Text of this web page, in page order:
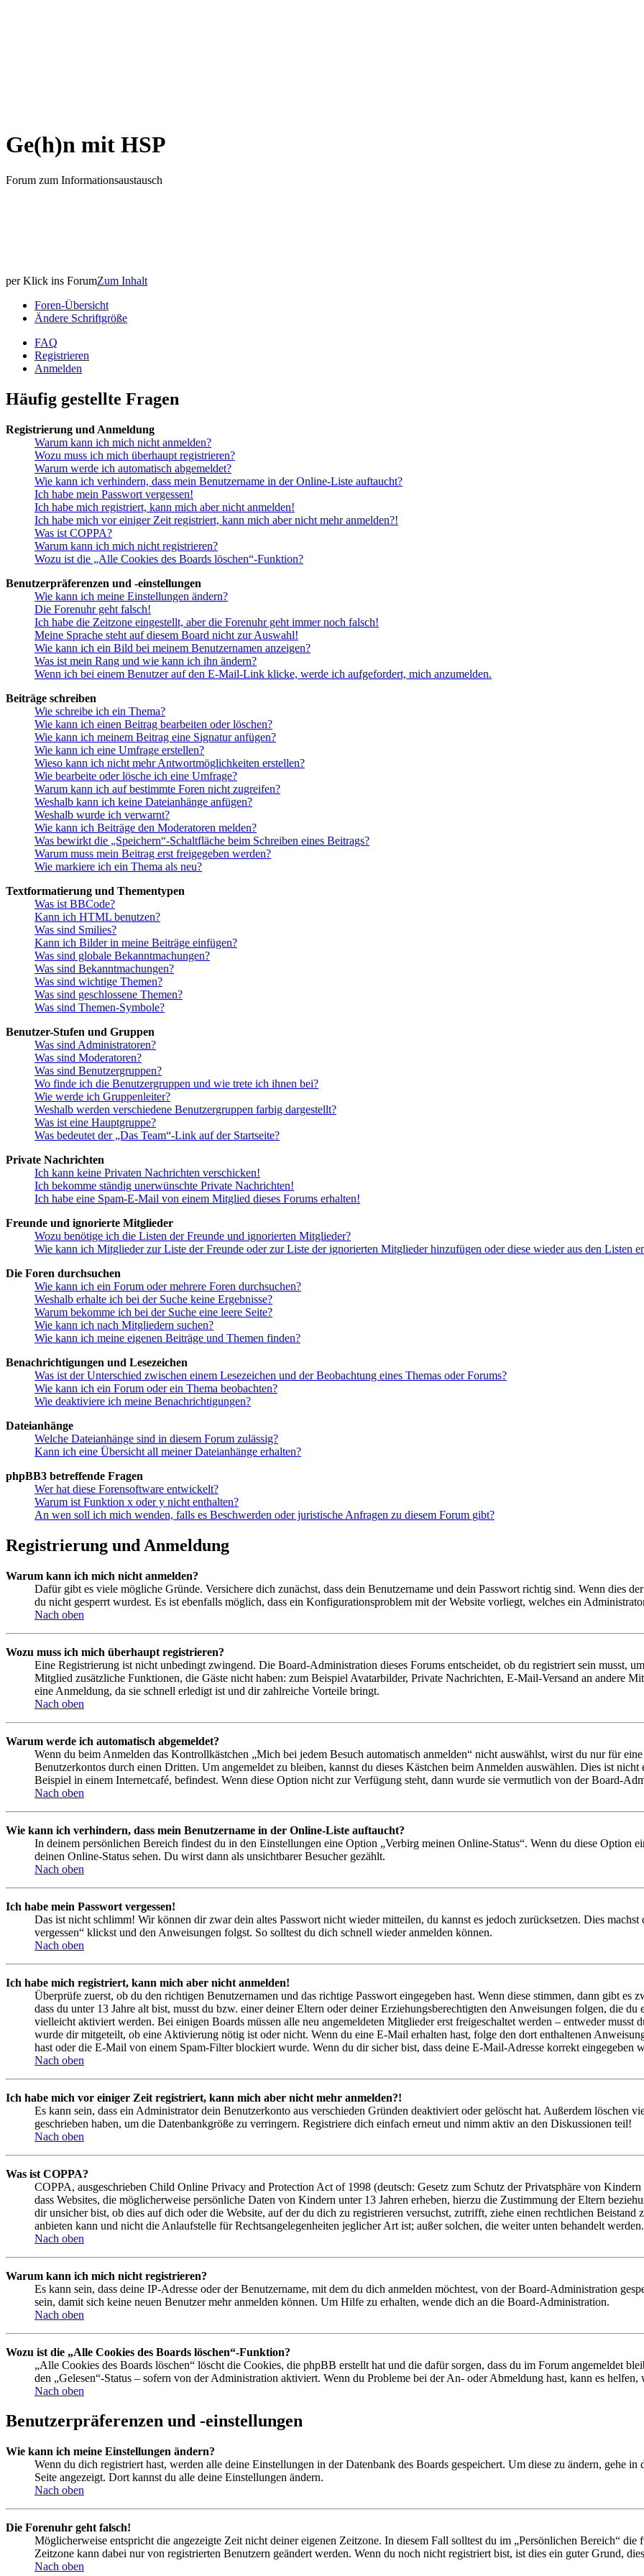
Ge(h)n mit HSP
Forum zum Informationsaustausch
per Klick ins ForumZum Inhalt
Foren-Übersicht
Ändere Schriftgröße
FAQ
Registrieren
Anmelden
Häufig gestellte Fragen
Registrierung und Anmeldung
Warum kann ich mich nicht anmelden?
Wozu muss ich mich überhaupt registrieren?
Warum werde ich automatisch abgemeldet?
Wie kann ich verhindern, dass mein Benutzername in der Online-Liste auftaucht?
Ich habe mein Passwort vergessen!
Ich habe mich registriert, kann mich aber nicht anmelden!
Ich habe mich vor einiger Zeit registriert, kann mich aber nicht mehr anmelden?!
Was ist COPPA?
Warum kann ich mich nicht registrieren?
Wozu ist die „Alle Cookies des Boards löschen“-Funktion?
Benutzerpräferenzen und -einstellungen
Wie kann ich meine Einstellungen ändern?
Die Forenuhr geht falsch!
Ich habe die Zeitzone eingestellt, aber die Forenuhr geht immer noch falsch!
Meine Sprache steht auf diesem Board nicht zur Auswahl!
Wie kann ich ein Bild bei meinem Benutzernamen anzeigen?
Was ist mein Rang und wie kann ich ihn ändern?
Wenn ich bei einem Benutzer auf den E-Mail-Link klicke, werde ich aufgefordert, mich anzumelden.
Beiträge schreiben
Wie schreibe ich ein Thema?
Wie kann ich einen Beitrag bearbeiten oder löschen?
Wie kann ich meinem Beitrag eine Signatur anfügen?
Wie kann ich eine Umfrage erstellen?
Wieso kann ich nicht mehr Antwortmöglichkeiten erstellen?
Wie bearbeite oder lösche ich eine Umfrage?
Warum kann ich auf bestimmte Foren nicht zugreifen?
Weshalb kann ich keine Dateianhänge anfügen?
Weshalb wurde ich verwarnt?
Wie kann ich Beiträge den Moderatoren melden?
Was bewirkt die „Speichern“-Schaltfläche beim Schreiben eines Beitrags?
Warum muss mein Beitrag erst freigegeben werden?
Wie markiere ich ein Thema als neu?
Textformatierung und Thementypen
Was ist BBCode?
Kann ich HTML benutzen?
Was sind Smilies?
Kann ich Bilder in meine Beiträge einfügen?
Was sind globale Bekanntmachungen?
Was sind Bekanntmachungen?
Was sind wichtige Themen?
Was sind geschlossene Themen?
Was sind Themen-Symbole?
Benutzer-Stufen und Gruppen
Was sind Administratoren?
Was sind Moderatoren?
Was sind Benutzergruppen?
Wo finde ich die Benutzergruppen und wie trete ich ihnen bei?
Wie werde ich Gruppenleiter?
Weshalb werden verschiedene Benutzergruppen farbig dargestellt?
Was ist eine Hauptgruppe?
Was bedeutet der „Das Team“-Link auf der Startseite?
Private Nachrichten
Ich kann keine Privaten Nachrichten verschicken!
Ich bekomme ständig unerwünschte Private Nachrichten!
Ich habe eine Spam-E-Mail von einem Mitglied dieses Forums erhalten!
Freunde und ignorierte Mitglieder
Wozu benötige ich die Listen der Freunde und ignorierten Mitglieder?
Wie kann ich Mitglieder zur Liste der Freunde oder zur Liste der ignorierten Mitglieder hinzufügen oder diese wieder aus den Listen
Die Foren durchsuchen
Wie kann ich ein Forum oder mehrere Foren durchsuchen?
Weshalb erhalte ich bei der Suche keine Ergebnisse?
Warum bekomme ich bei der Suche eine leere Seite?
Wie kann ich nach Mitgliedern suchen?
Wie kann ich meine eigenen Beiträge und Themen finden?
Benachrichtigungen und Lesezeichen
Was ist der Unterschied zwischen einem Lesezeichen und der Beobachtung eines Themas oder Forums?
Wie kann ich ein Forum oder ein Thema beobachten?
Wie deaktiviere ich meine Benachrichtigungen?
Dateianhänge
Welche Dateianhänge sind in diesem Forum zulässig?
Kann ich eine Übersicht all meiner Dateianhänge erhalten?
phpBB3 betreffende Fragen
Wer hat diese Forensoftware entwickelt?
Warum ist Funktion x oder y nicht enthalten?
An wen soll ich mich wenden, falls es Beschwerden oder juristische Anfragen zu diesem Forum gibt?
Registrierung und Anmeldung
Warum kann ich mich nicht anmelden?
Dafür gibt es viele mögliche Gründe. Versichere dich zunächst, dass dein Benutzername und dein Passwort richtig sind. Wenn dies
du nicht gesperrt wurdest. Es ist ebenfalls möglich, dass ein Konfigurationsproblem mit der Website vorliegt, welches ein
Nach oben
Wozu muss ich mich überhaupt registrieren?
Eine Registrierung ist nicht unbedingt zwingend. Die Board-Administration dieses Forums entscheidet, ob du registriert sein musst,
Mitglied zusätzliche Funktionen, die Gäste nicht haben: zum Beispiel Avatarbilder, Private Nachrichten, E-Mail-Versand an andere
eine Anmeldung, da sie schnell erledigt ist und dir zahlreiche Vorteile bringt.
Nach oben
Warum werde ich automatisch abgemeldet?
Wenn du beim Anmelden das Kontrollkästchen „Mich bei jedem Besuch automatisch anmelden“ nicht auswählst, wirst du nur für
Benutzerkontos durch einen Dritten. Um angemeldet zu bleiben, kannst du dieses Kästchen beim Anmelden auswählen. Dies ist
Beispiel in einem Internetcafé, befindest. Wenn diese Option nicht zur Verfügung steht, dann wurde sie vermutlich von der Board-
Nach oben
Wie kann ich verhindern, dass mein Benutzername in der Online-Liste auftaucht?
In deinem persönlichen Bereich findest du in den Einstellungen eine Option „Verbirg meinen Online-Status“. Wenn du diese Option
deinen Online-Status sehen. Du wirst dann als unsichtbarer Besucher gezählt.
Nach oben
Ich habe mein Passwort vergessen!
Das ist nicht schlimm! Wir können dir zwar dein altes Passwort nicht wieder mitteilen, du kannst es jedoch zurücksetzen. Dies
vergessen“ klickst und den Anweisungen folgst. So solltest du dich schnell wieder anmelden können.
Nach oben
Ich habe mich registriert, kann mich aber nicht anmelden!
Überprüfe zuerst, ob du den richtigen Benutzernamen und das richtige Passwort eingegeben hast. Wenn diese stimmen, dann gibt es
dass du unter 13 Jahre alt bist, musst du bzw. einer deiner Eltern oder deiner Erziehungsberechtigten den Anweisungen folgen, die
vielleicht aktiviert werden. Bei einigen Boards müssen alle neu angemeldeten Mitglieder erst freigeschaltet werden – entweder musst
wurde dir mitgeteilt, ob eine Aktivierung nötig ist oder nicht. Wenn du eine E-Mail erhalten hast, folge den dort enthaltenen
hast oder die E-Mail von einem Spam-Filter blockiert wurde. Wenn du dir sicher bist, dass deine E-Mail-Adresse korrekt eingegeben
Nach oben
Ich habe mich vor einiger Zeit registriert, kann mich aber nicht mehr anmelden?!
Es kann sein, dass ein Administrator dein Benutzerkonto aus verschieden Gründen deaktiviert oder gelöscht hat. Außerdem löschen
geschrieben haben, um die Datenbankgröße zu verringern. Registriere dich einfach erneut und nimm aktiv an den Diskussionen teil!
Nach oben
Was ist COPPA?
COPPA, ausgeschrieben Child Online Privacy and Protection Act of 1998 (deutsch: Gesetz zum Schutz der Privatsphäre von
dass Websites, die möglicherweise persönliche Daten von Kindern unter 13 Jahren erheben, hierzu die Zustimmung der Eltern
dir unsicher bist, ob dies auf dich oder die Website, auf der du dich zu registrieren versuchst, zutrifft, ziehe einen rechtlichen Beistand
anbieten kann und nicht die Anlaufstelle für Rechtsangelegenheiten jeglicher Art ist; außer solchen, die weiter unten behandelt werden.
Nach oben
Warum kann ich mich nicht registrieren?
Es kann sein, dass deine IP-Adresse oder der Benutzername, mit dem du dich anmelden möchtest, von der Board-Administration
sein, damit sich keine neuen Benutzer mehr anmelden können. Um Hilfe zu erhalten, wende dich an die Board-Administration.
Nach oben
Wozu ist die „Alle Cookies des Boards löschen“-Funktion?
„Alle Cookies des Boards löschen“ löscht die Cookies, die phpBB erstellt hat und die dafür sorgen, dass du im Forum angemeldet
den „Gelesen“-Status – sofern von der Administration aktiviert. Wenn du Probleme bei der An- oder Abmeldung hast, kann es
Nach oben
Benutzerpräferenzen und -einstellungen
Wie kann ich meine Einstellungen ändern?
Wenn du dich registriert hast, werden alle deine Einstellungen in der Datenbank des Boards gespeichert. Um diese zu ändern, gehe
Seite angezeigt. Dort kannst du alle deine Einstellungen ändern.
Nach oben
Die Forenuhr geht falsch!
Möglicherweise entspricht die angezeigte Zeit nicht deiner eigenen Zeitzone. In diesem Fall solltest du im „Persönlichen Bereich“
Zeitzone kann dabei nur von registrierten Benutzern geändert werden. Wenn du noch nicht registriert bist, ist dies ein guter Grund,
Nach oben